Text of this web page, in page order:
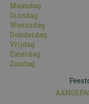
Maandag
Dinsdag
Woensdag
Donderdag
Vrijdag
Zaterdag
Zondag